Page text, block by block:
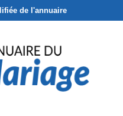
de l'annuaire